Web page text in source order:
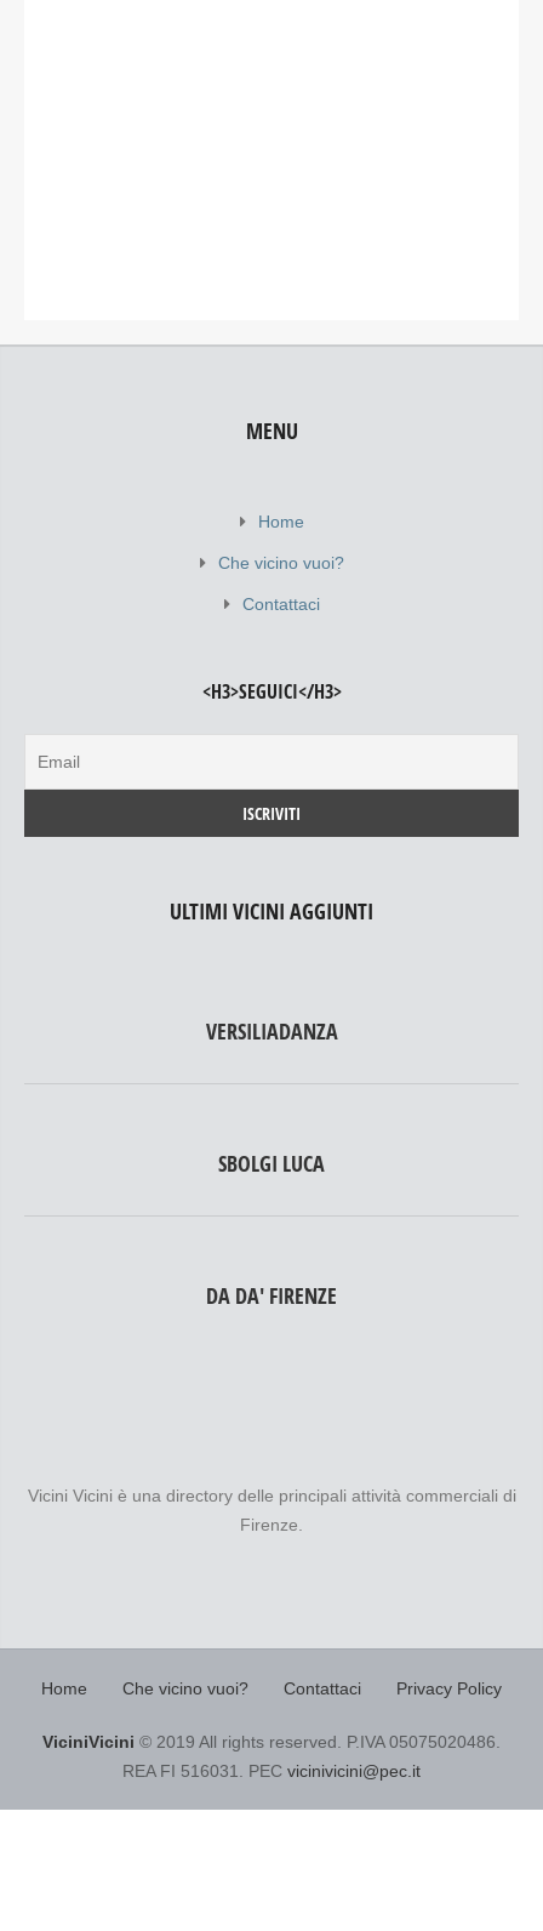
MENU
Home
Che vicino vuoi?
Contattaci
<H3>SEGUICI</H3>
ULTIMI VICINI AGGIUNTI
VERSILIADANZA
SBOLGI LUCA
DA DA' FIRENZE
Vicini Vicini è una directory delle principali attività commerciali di
Firenze.
Home Che vicino vuoi? Contattaci Privacy Policy
ViciniVicini © 2019 All rights reserved. P.IVA 05075020486.
REA FI 516031. PEC vicinivicini@pec.it